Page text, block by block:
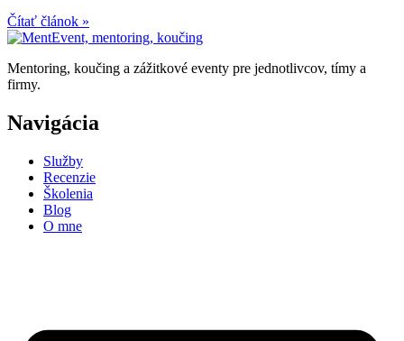
Čítať článok »
Mentoring, koučing a zážitkové eventy pre jednotlivcov, tímy a
firmy.
Navigácia
Služby
Recenzie
Školenia
Blog
O mne